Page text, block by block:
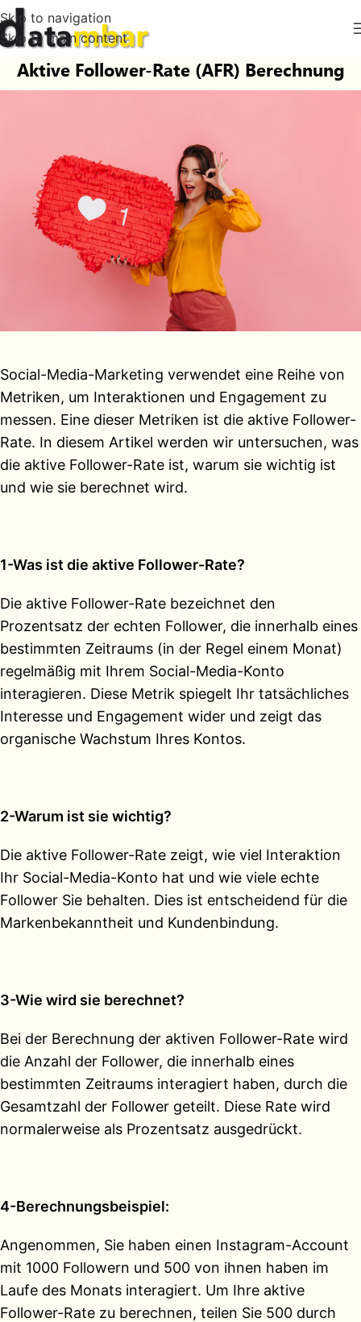
Skip to navigation
Skip to main content
Aktive Follower-Rate (AFR) Berechnung
Social-Media-Marketing verwendet eine Reihe von
Metriken, um Interaktionen und Engagement zu
messen. Eine dieser Metriken ist die aktive Follower-
Rate. In diesem Artikel werden wir untersuchen, was
die aktive Follower-Rate ist, warum sie wichtig ist
und wie sie berechnet wird.
1-Was ist die aktive Follower-Rate?
Die aktive Follower-Rate bezeichnet den
Prozentsatz der echten Follower, die innerhalb eines
bestimmten Zeitraums (in der Regel einem Monat)
regelmäßig mit Ihrem Social-Media-Konto
interagieren. Diese Metrik spiegelt Ihr tatsächliches
Interesse und Engagement wider und zeigt das
organische Wachstum Ihres Kontos.
2-Warum ist sie wichtig?
Die aktive Follower-Rate zeigt, wie viel Interaktion
Ihr Social-Media-Konto hat und wie viele echte
Follower Sie behalten. Dies ist entscheidend für die
Markenbekanntheit und Kundenbindung.
3-Wie wird sie berechnet?
Bei der Berechnung der aktiven Follower-Rate wird
die Anzahl der Follower, die innerhalb eines
bestimmten Zeitraums interagiert haben, durch die
Gesamtzahl der Follower geteilt. Diese Rate wird
normalerweise als Prozentsatz ausgedrückt.
4-Berechnungsbeispiel:
Angenommen, Sie haben einen Instagram-Account
mit 1000 Followern und 500 von ihnen haben im
Laufe des Monats interagiert. Um Ihre aktive
Follower-Rate zu berechnen, teilen Sie 500 durch